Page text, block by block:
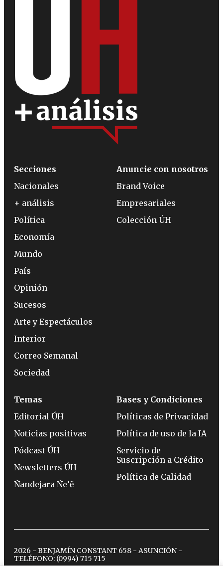
Secciones
Nacionales
+ análisis
Política
Economía
Mundo
País
Opinión
Sucesos
Arte y Espectáculos
Interior
Correo Semanal
Sociedad
Anuncie con nosotros
Brand Voice
Empresariales
Colección ÚH
Temas
Editorial ÚH
Noticias positivas
Pódcast ÚH
Newsletters ÚH
Ñandejara Ñe’ẽ
Bases y Condiciones
Políticas de Privacidad
Política de uso de la IA
Servicio de
Suscripción a Crédito
Política de Calidad
2026 - BENJAMÍN CONSTANT 658 - ASUNCIÓN -
TELÉFONO: (0994) 715 715